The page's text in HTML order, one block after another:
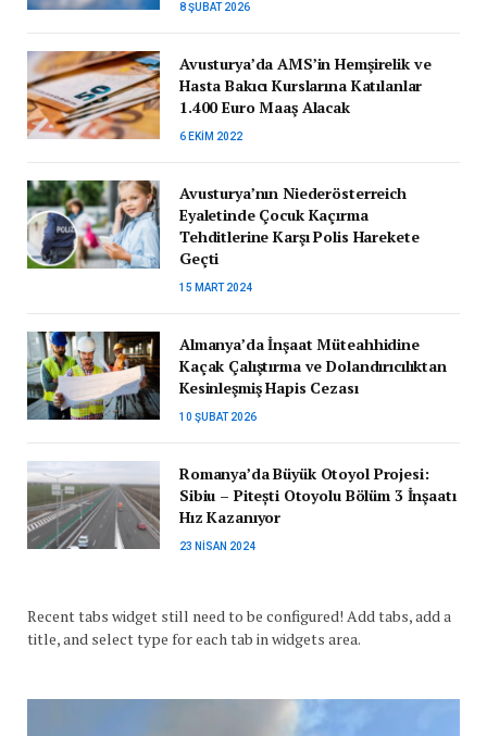
8 ŞUBAT 2026
Avusturya’da AMS’in Hemşirelik ve
Hasta Bakıcı Kurslarına Katılanlar
1.400 Euro Maaş Alacak
6 EKIM 2022
Avusturya’nın Niederösterreich
Eyaletinde Çocuk Kaçırma
Tehditlerine Karşı Polis Harekete
Geçti
15 MART 2024
Almanya’da İnşaat Müteahhidine
Kaçak Çalıştırma ve Dolandırıcılıktan
Kesinleşmiş Hapis Cezası
10 ŞUBAT 2026
Romanya’da Büyük Otoyol Projesi:
Sibiu – Pitești Otoyolu Bölüm 3 İnşaatı
Hız Kazanıyor
23 NISAN 2024
Recent tabs widget still need to be configured! Add tabs, add a
title, and select type for each tab in widgets area.